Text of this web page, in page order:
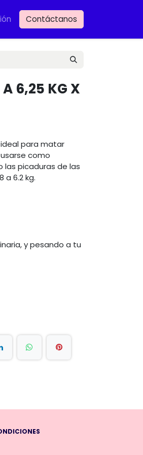
Contáctanos
A 6,25 KG X
para matar
como
picaduras de las
a 6.2 kg.
y pesando a tu